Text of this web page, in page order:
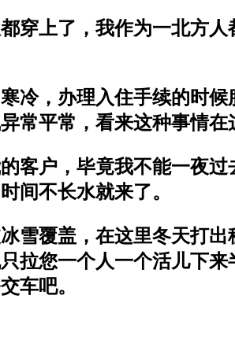
穿上了，我作为一北方
冷，办理入住手续的时
常平常，看来这种事情在
客户，毕竟我不能一夜
间不长水就来了。
雪覆盖，在这里冬天打
拉您一个人一个活儿下
车吧。